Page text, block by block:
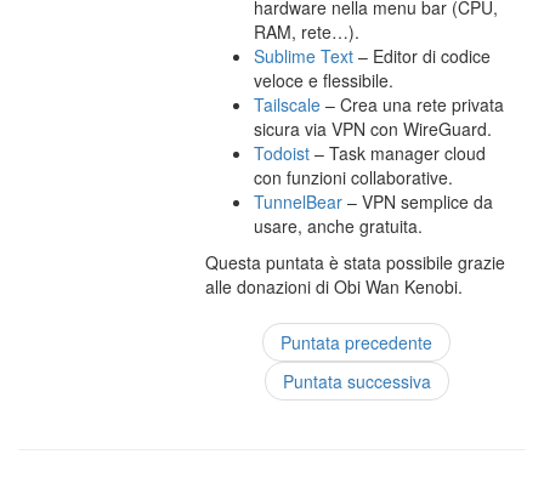
hardware nella menu bar (CPU,
RAM, rete…).
Sublime Text – Editor di codice
veloce e flessibile.
Tailscale – Crea una rete privata
sicura via VPN con WireGuard.
Todoist – Task manager cloud
con funzioni collaborative.
TunnelBear – VPN semplice da
usare, anche gratuita.
Questa puntata è stata possibile grazie
alle donazioni di Obi Wan Kenobi.
Puntata precedente
Puntata successiva